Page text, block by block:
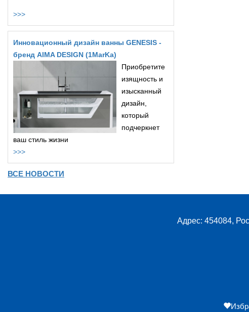
>>>
Инновационный дизайн ванны GENESIS -
бренд AIMA DESIGN (1MarKa)
Приобретите
изящность и
изысканный
дизайн,
который
подчеркнет
ваш стиль жизни
>>>
ВСЕ НОВОСТИ
Адрес: 454084,